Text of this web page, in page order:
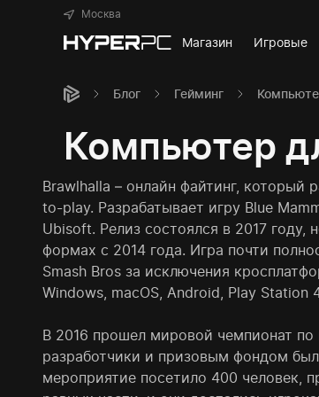
Москва
Магазин Игровые
Блог Гейминг
Компьютер
Brawlhalla – онлайн файтинг, который
to-play. Разрабатывает игру Blue
Ubisoft. Релиз состоялся в 2017 году,
формах с 2014 года. Игра почти
Smash Bros за исключения
Windows, macOS, Android, Play Station
В 2016 прошел мировой чемпионат по
разработчики и призовым фондом
мероприятие посетило 400 человек,